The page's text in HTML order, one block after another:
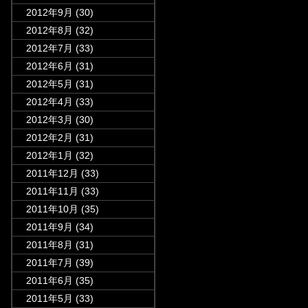
2012年9月 (30)
2012年8月 (32)
2012年7月 (33)
2012年6月 (31)
2012年5月 (31)
2012年4月 (33)
2012年3月 (30)
2012年2月 (31)
2012年1月 (32)
2011年12月 (33)
2011年11月 (33)
2011年10月 (35)
2011年9月 (34)
2011年8月 (31)
2011年7月 (39)
2011年6月 (35)
2011年5月 (33)